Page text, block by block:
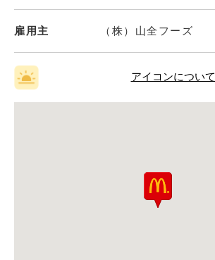
雇用主 （株）山全フーズ
アイコンについて